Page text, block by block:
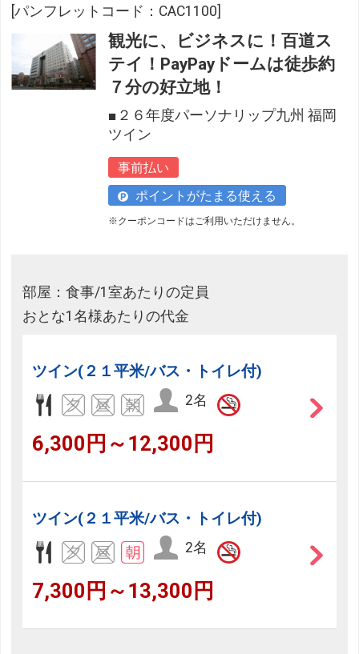
[パンフレットコード：CAC1100]
観光に、ビジネスに！百道ス
テイ！PayPayドームは徒歩約
７分の好立地！
■２６年度パーソナリップ九州 福岡
ツイン
事前払い
ポイントがたまる使える
※クーポンコードはご利用いただけません。
部屋：食事/1室あたりの定員
おとな1名様あたりの代金
ツイン(２１平米/バス・トイレ付)
2名
6,300円～12,300円
ツイン(２１平米/バス・トイレ付)
2名
7,300円～13,300円